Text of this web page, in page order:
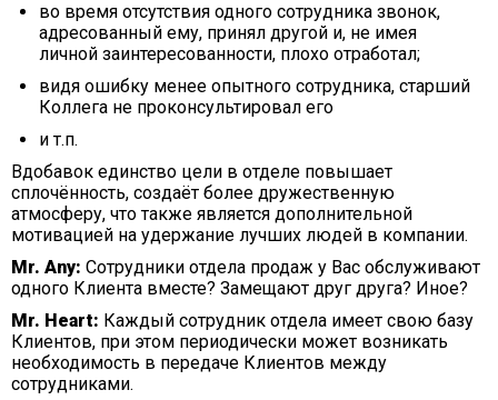
во время отсутствия одного сотрудника звонок,
адресованный ему, принял другой и, не имея
личной заинтересованности, плохо отработал;
видя ошибку менее опытного сотрудника, старший
Коллега не проконсультировал его
и т.п.
Вдобавок единство цели в отделе повышает
сплочённость, создаёт более дружественную
атмосферу, что также является дополнительной
мотивацией на удержание лучших людей в компании.
Mr. Any: Сотрудники отдела продаж у Вас обслуживают
одного Клиента вместе? Замещают друг друга? Иное?
Mr. Heart: Каждый сотрудник отдела имеет свою базу
Клиентов, при этом периодически может возникать
необходимость в передаче Клиентов между
сотрудниками.